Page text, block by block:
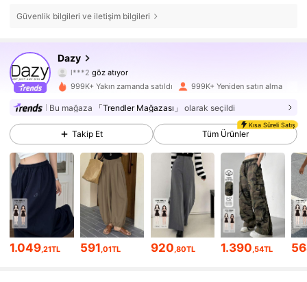
Güvenlik bilgileri ve iletişim bilgileri
Dazy
l***2 göz atıyor
4,86
6.6M Takipçiler
4,86 6.6M Takipçiler
6.6M Takipçiler
6.6M Takipçiler
6.6M Takipçiler
999K+ Yakın zamanda satıldı 999K+ Yeniden satın alma
Bu mağaza 「Trendler Mağazası」 olarak seçildi
Takip Et
Kısa Süreli Satış
Tüm Ürünler
1.049,21TL 591,01TL 920,80TL 1.390,54TL